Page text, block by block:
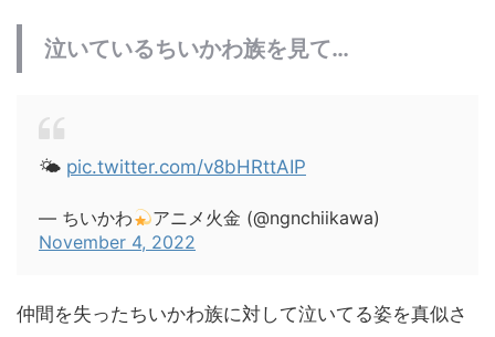
泣いているちいかわ族を見て…
🌤 pic.twitter.com/v8bHRttAIP
— ちいかわ
アニメ火金 (@ngnchiikawa)
November 4, 2022
仲間を失ったちいかわ族に対して泣いてる姿を真似さ